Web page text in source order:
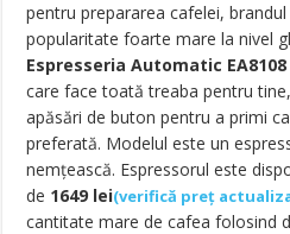
pentru prepararea cafelei,
popularitate foarte mare la nivel
Espresseria Automatic EA8108
care face toată treaba pentru
apăsări de buton pentru a primi
preferată. Modelul este un
nemțească. Espressorul este
de 1649 lei(verifică preț
cantitate mare de cafea folosind